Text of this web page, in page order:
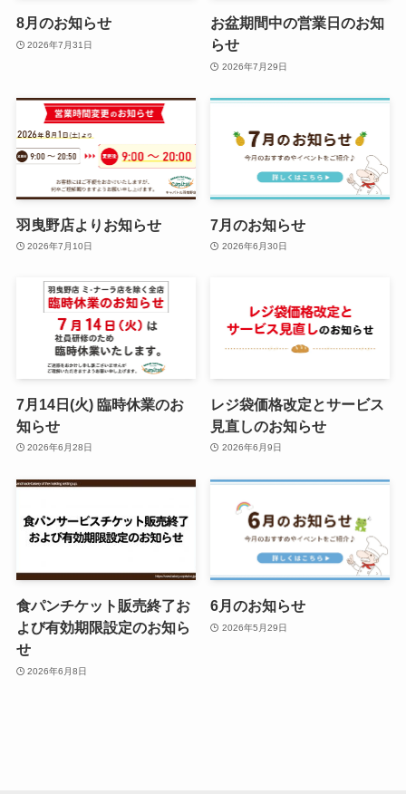
8月のお知らせ
2026年7月31日
お盆期間中の営業日のお知
らせ
2026年7月29日
羽曳野店よりお知らせ
2026年7月10日
7月のお知らせ
2026年6月30日
7月14日(火) 臨時休業のお
知らせ
2026年6月28日
レジ袋価格改定とサービス
見直しのお知らせ
2026年6月9日
食パンチケット販売終了お
よび有効期限設定のお知ら
せ
2026年6月8日
6月のお知らせ
2026年5月29日